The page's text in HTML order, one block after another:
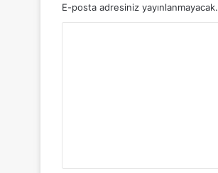
E-posta adresiniz yayınlanmayacak.